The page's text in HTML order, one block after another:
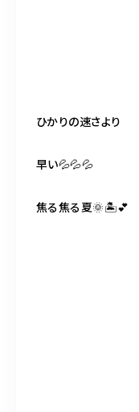
ひかりの速さより
早い💦💦💦
焦る焦る夏🌞🏝💕